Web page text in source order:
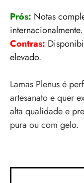
Prós: Notas
Contras:
elevado.
Lamas Plenus é
artesanato e quer
alta qualidade e
pura ou com gelo.